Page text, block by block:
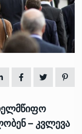
– კვლევა